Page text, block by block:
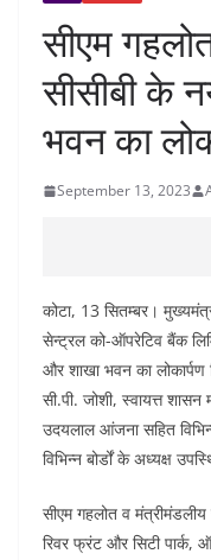
सीएम
सीसीबी के
भवन का
September 13, 2023
कोटा, 13 सितम्बर।
सेन्ट्रल को-ऑपरेटिव बैंक
और शाखा भवन का
सी.पी. जोशी, स्वायत्त शासन
उदयलाल आंजना सहित
विभिन्न बोर्डों के अध्यक्ष
सीएम गहलोत व
रिवर फ्रंट और सिटी पार्क,